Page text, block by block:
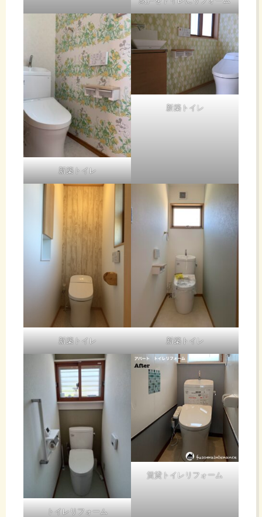
新築トイレ
新築トイレ
新築トイレ 新築トイレ
トイレリフォーム
賃貸トイレリフォーム